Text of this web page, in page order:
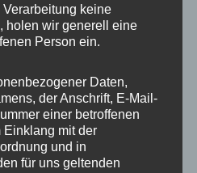
Wirkung.
für
Obstbäume darf im Winter
Schnitt sorgt für stabile
keine
holen wir generell eine
Person ein.
Daten,
der Anschrift, E-Mail-
einer betroffenen
Einklang mit der
und in
für uns geltenden